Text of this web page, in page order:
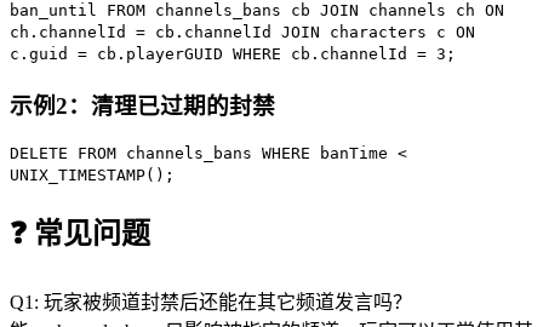
ban_until FROM channels_bans cb JOIN channels ch ON
ch.channelId = cb.channelId JOIN characters c ON
c.guid = cb.playerGUID WHERE cb.channelId = 3 ;
示例2：清理已过期的封禁
DELETE FROM channels_bans WHERE banTime <
UNIX_TIMESTAMP();
❓ 常见问题
Q1: 玩家被频道封禁后还能在其它频道发言吗？